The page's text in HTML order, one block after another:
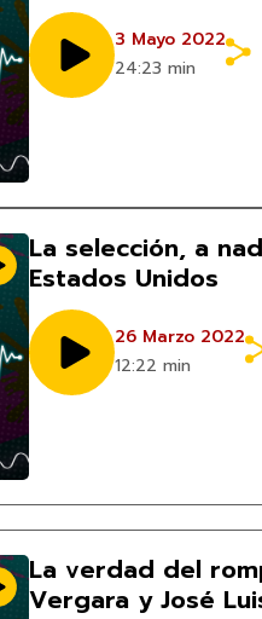
3 Mayo 2022
24:23 min
La selección, a
Estados Unidos
26 Marzo 2022
12:22 min
La verdad del
Vergara y José